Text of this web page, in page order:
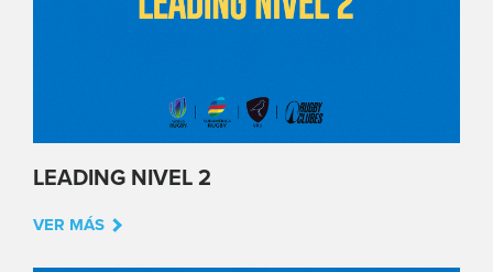
LEADING NIVEL 2
VER MÁS